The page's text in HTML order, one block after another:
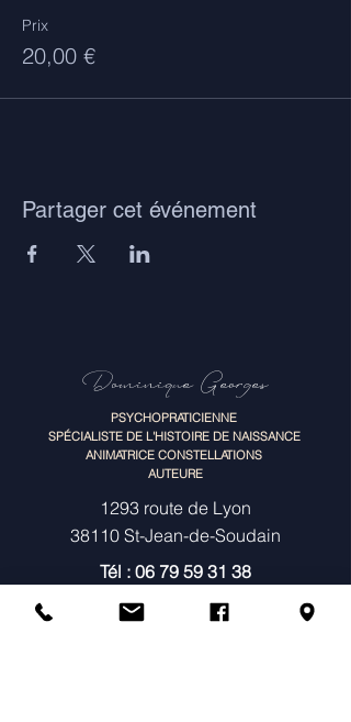
Prix
20,00 €
Partager cet événement
Dominique Georges
PSYCHOPRATICIENNE
SPÉCIALISTE DE L'HISTOIRE DE NAISSANCE
ANIMATRICE CONSTELLATIONS
AUTEURE
1293 route de Lyon
38110 St-Jean-de-Soudain
Tél : 06 79 59 31 38
TIPI portage BNPSI
SIRET
480126838022